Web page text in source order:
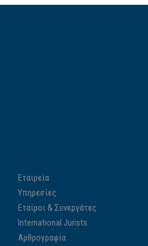
Εταιρεία
Υπηρεσίες
Εταίροι & Συνεργάτες
International Jurists
Αρθρογραφία